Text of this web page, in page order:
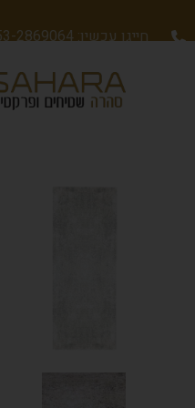
חייגו עכשיו: 053-2869064